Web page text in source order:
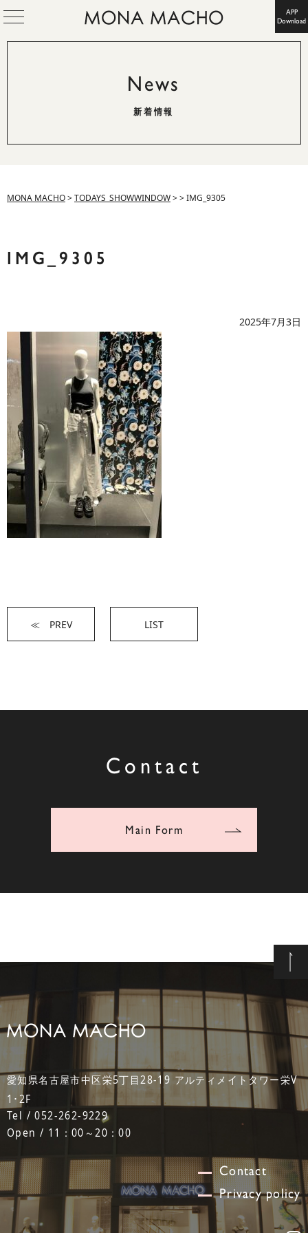
APP
Download
News
新着情報
MONA MACHO>TODAYS_SHOWWINDOW>>IMG_9305
IMG_9305
2025年7月3日
≪ PREV LIST
Contact
Main Form
愛知県名古屋市中区栄5丁目28-19 アルティメイトタワー栄V
1･2F
Tel / 052-262-9229
Open / 11：00～20：00
Contact
Privacy policy